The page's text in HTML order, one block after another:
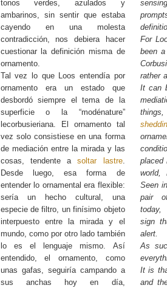
tonos verdes, azulados y
ambarinos, sin sentir que estaba
cayendo en una molesta
contradicción, nos debiera hacer
cuestionar la definición misma de
ornamento.
Tal vez lo que Loos entendía por
ornamento era un estado que
desbordó siempre el tema de la
superficie o la “modénature”
lecorbusieriana. El ornamento tal
vez solo consistiese en una forma
de mediación entre la mirada y las
cosas, tendente asoltar lastre.
Desde luego, esa forma de
entender lo ornamental era flexible:
sería un hecho cultural, una
especie de filtro, un finísimo objeto
interpuesto entre la mirada y el
mundo, como por otro lado también
lo es el lenguaje mismo. Así
entendido, el ornamento, como
unas gafas, seguiría campando a
sus anchas hoy en día,
For
been
rather
It can
placed
world,
Seen
pair
today,
sign
alert.
As
It is
and